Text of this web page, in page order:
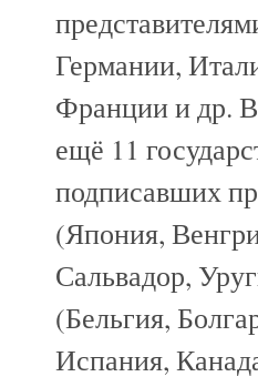
Германии,
Франции и др.
ещё 11
подписавших
(Япония,
Сальвадор,
(Бельгия,
Испания,